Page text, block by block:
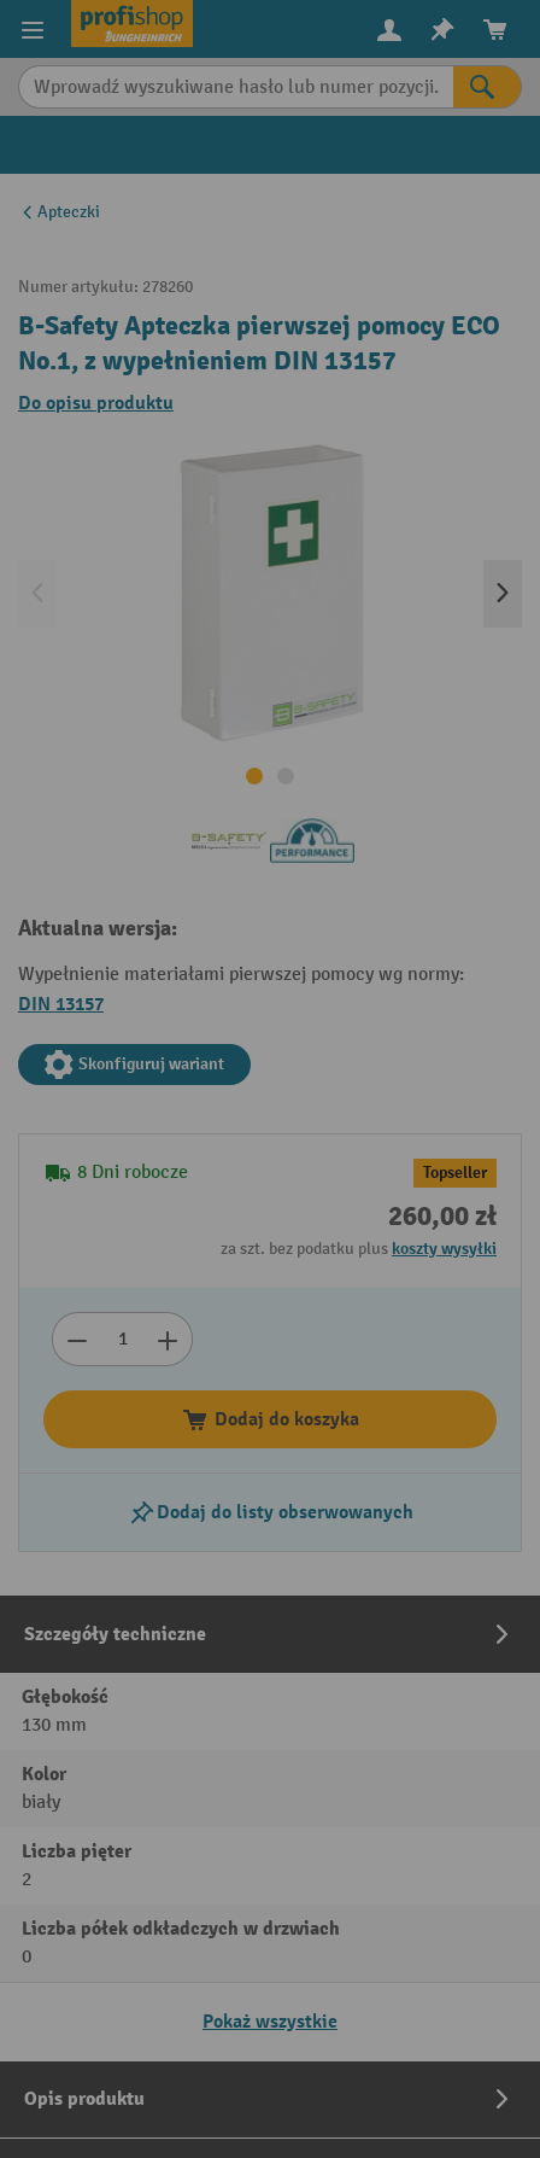
content
Apteczki
Numer artykułu: 278260
B-Safety Apteczka pierwszej pomocy ECO
No.1, z wypełnieniem DIN 13157
Do opisu produktu
Aktualna wersja:
Wypełnienie materiałami pierwszej pomocy wg normy:
DIN 13157
Skonfiguruj wariant
8 Dni robocze Topseller
260,00 zł
za szt. bez podatku plus koszty wysyłki
Dodaj do koszyka
Dodaj do listy obserwowanych
Szczegóły techniczne
Głębokość
130 mm
Kolor
biały
Liczba pięter
2
Liczba półek odkładczych w drzwiach
0
Pokaż wszystkie
Opis produktu